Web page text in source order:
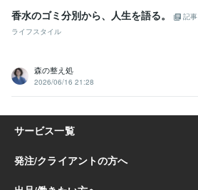
香水のゴミ分別から、人生を語る。
記事
ライフスタイル
森の整え処
2026/06/16 21:28